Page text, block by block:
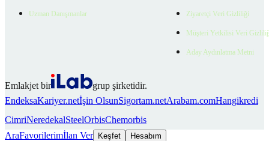
Uzman Danışmanlar Ziyaretçi Veri Gizliliği
Müşteri Yetkilisi Veri
Aday Aydınlatma Metni
Emlakjet bir
grup şirketidir.
EndeksaKariyer.netİşin OlsunSigortam.netArabam.comHangikredi
CimriNeredekalSteelOrbisChemorbis
AraFavorilerimİlan Ver Keşfet Hesabım